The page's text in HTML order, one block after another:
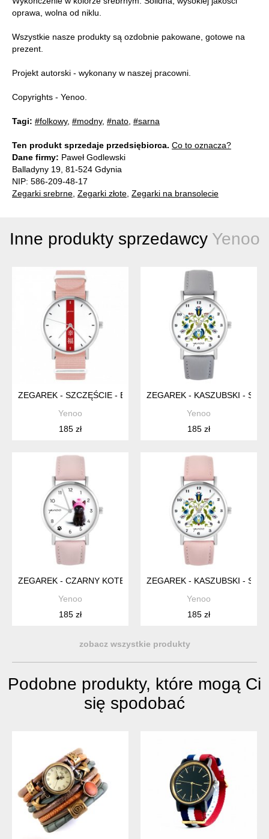
oprawa, wolna od niklu.
Wszystkie nasze produkty są ozdobnie pakowane, gotowe na
prezent.
Projekt autorski - wykonany w naszej pracowni.
Copyrights - Yenoo.
Tagi: #folkowy, #modny, #nato #sarna
Ten produkt sprzedaje przedsiębiorca. Co to oznacza?
Dane firmy: Paweł Godlewski
Balladyny 19, 81-524 Gdynia
NIP: 586-209-48-17
Zegarki srebrne Zegarki złote Zegarki na bransolecie
Inne produkty sprzedawcy Yenoo
ZEGAREK - SZCZĘŚCIE - BRZOSKWINIOWY RÓŻ
Yenoo
185 zł
ZEGAREK - KASZUBSKI -
Yenoo
185 zł
ZEGAREK - CZARNY KOTEK - PUDROWY RÓŻ, SKÓRZANY
Yenoo
185 zł
ZEGAREK - KASZUBSKI -
Yenoo
185 zł
zobacz wszystkie produkty
Podobne produkty, które mogą Ci
się spodobać